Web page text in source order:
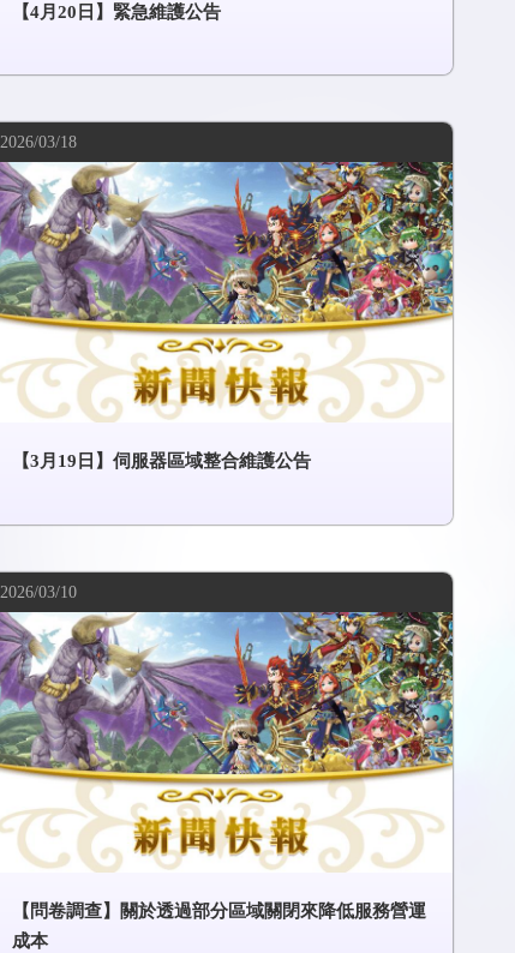
【4月20日】緊急維護公告
2026/03/18
【3月19日】伺服器區域整合維護公告
2026/03/10
【問卷調查】關於透過部分區域關閉來降低服務營運
成本